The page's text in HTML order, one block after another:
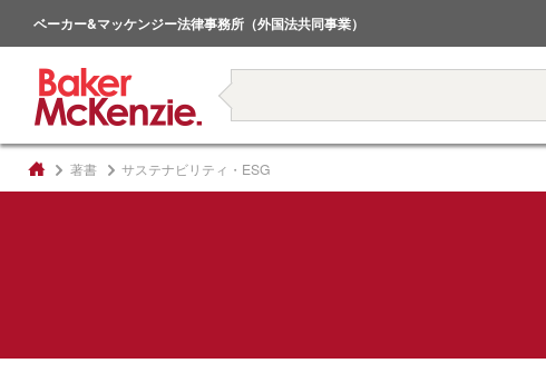
ベーカー&マッケンジー法律事務所（外国法共同事業）
著書
著書 サステナビリティ・ESG